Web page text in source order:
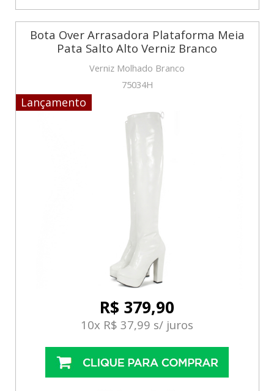
Bota Over Arrasadora Plataforma Meia
Pata Salto Alto Verniz Branco
Verniz Molhado Branco
75034H
Lançamento
R$ 379,90
10x R$ 37,99 s/ juros